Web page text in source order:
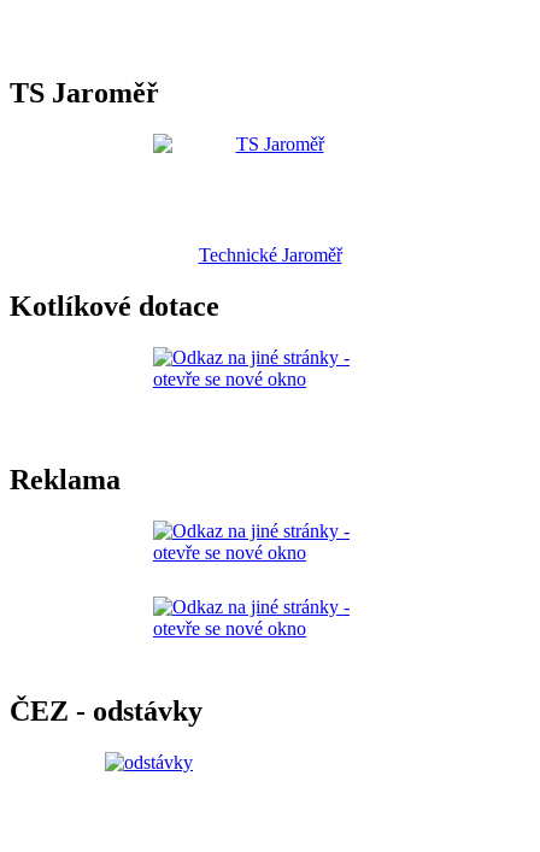
TS Jaroměř
Technické Jaroměř
Kotlíkové dotace
Reklama
ČEZ - odstávky